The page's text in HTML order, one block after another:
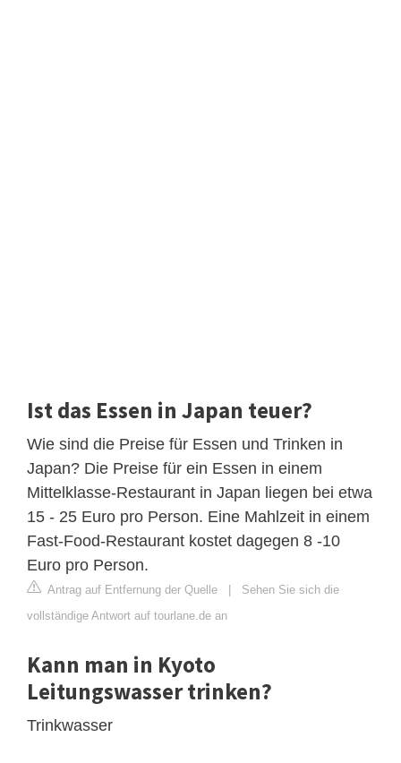
Ist das Essen in Japan teuer?
Wie sind die Preise für Essen und Trinken in
Japan? Die Preise für ein Essen in einem
Mittelklasse-Restaurant in Japan liegen bei etwa
15 - 25 Euro pro Person. Eine Mahlzeit in einem
Fast-Food-Restaurant kostet dagegen 8 -10
Euro pro Person.
Antrag auf Entfernung der Quelle | Sehen Sie sich die
vollständige Antwort auf tourlane.de an
Kann man in Kyoto
Leitungswasser trinken?
Trinkwasser